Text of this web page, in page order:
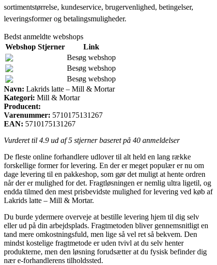
sortimentstørrelse, kundeservice, brugervenlighed, betingelser,
leveringsformer og betalingsmuligheder.
Bedst anmeldte webshops
Webshop Stjerner
Link
Besøg webshop
Besøg webshop
Besøg webshop
Navn: Lakrids latte – Mill & Mortar
Kategori: Mill & Mortar
Producent:
Varenummer: 5710175131267
EAN: 5710175131267
Vurderet til 4.9 ud af 5 stjerner baseret på 40 anmeldelser
De fleste online forhandlere udlover til alt held en lang række
forskellige former for levering. En der er meget populær er nu om
dage levering til en pakkeshop, som gør det muligt at hente ordren
når der er mulighed for det. Fragtløsningen er nemlig ultra ligetil, og
endda tilmed den mest prisbevidste mulighed for levering ved køb af
Lakrids latte – Mill & Mortar.
Du burde ydermere overveje at bestille levering hjem til dig selv
eller ud på din arbejdsplads. Fragtmetoden bliver gennemsnitligt en
tand mere omkostningsfuld, men lige så vel ret så bekvem. Den
mindst kostelige fragtmetode er uden tvivl at du selv henter
produkterne, men den løsning forudsætter at du fysisk befinder dig
nær e-forhandlerens tilholdssted.